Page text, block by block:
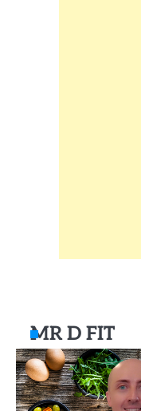
MR D FIT